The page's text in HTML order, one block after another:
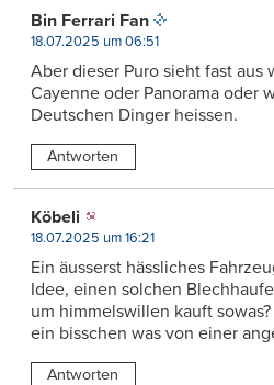
Bin Ferrari Fan
18.07.2025 um 06:51
Aber dieser Puro sieht fast aus
Cayenne oder Panorama oder
Deutschen Dinger heissen.
Antworten
Köbeli
18.07.2025 um 16:21
Ein äusserst hässliches
Idee, einen solchen
um himmelswillen kauft sowas?
ein bisschen was von einer
Antworten